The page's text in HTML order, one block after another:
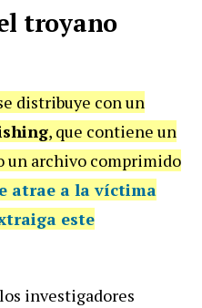
troyano
distribuye con un
, que contiene un
un archivo comprimido
atrae a la víctima
este
investigadores